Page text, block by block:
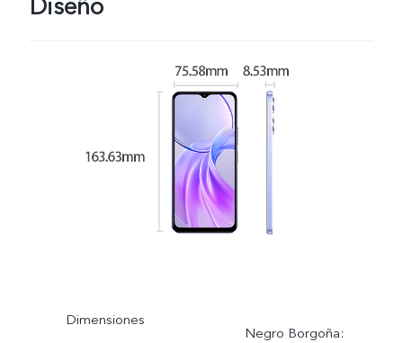
Diseño
Dimensiones
Negro Borgoña: